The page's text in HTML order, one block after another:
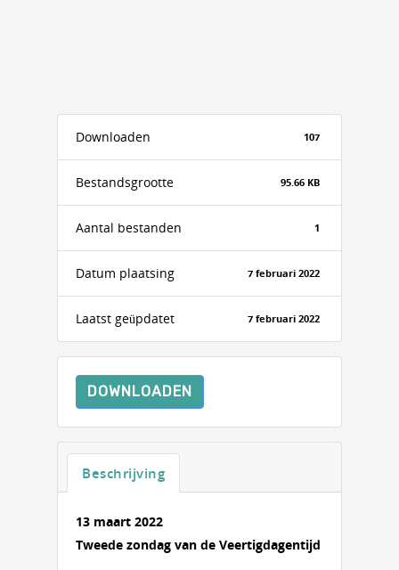
Downloaden 107
Bestandsgrootte 95.66 KB
Aantal bestanden 1
Datum plaatsing 7 februari 2022
Laatst geüpdatet 7 februari 2022
DOWNLOADEN
Beschrijving
13 maart 2022
Tweede zondag van de Veertigdagentijd